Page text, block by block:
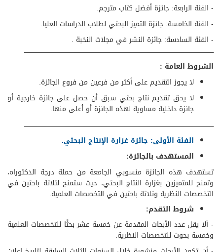
- الفئة الرابعة: جائزة أفضل كتاب مترجم.
- الفئة الخامسة: جائزة التميز البحثي لطلاب الدراسات العليا.
- الفئة السادسة: جائزة النشر في مجلات النخبة .​
ــــــــــــــــــــــــــــــــــــــــــــــــــــــــــــــــــــــــــــــــــــــــــــــــــــــــــــــــــــــــــــــــــــــــــــــــــــــــــــــــــــــــــــــــــــــــــــــــ
الشروط العامة :
لا يجوز التقديم على أكثر من فرعين من فروع الجائزة.
لا يحق تقديم نتاج بحثي سبق أن حصل على جائزة خارجية أو
جائزة داخلية مساوية لهذه الجائزة أو أعلى منها.​
​​ــــــــــــــــــــــــــــــــــــــــــــــــــــــــــــــــــــــــــــــــــــــــــــــــــــــــــــــــــــــــــــــــــــــــــــــــــــــــــــــــــــــــــــــــــــــــــــــــ​
​الفئة الأولى: جائزة غزارة الإنتاج البحثي.
المستهدف بالجائزة:
تستهدف هذه الجائزة منسوبي الجامعة من حملة درجة الدكتوراه،
وتمنح للمتميزين بغزارة النتاج البحثي، حيث ستمنح لثلاثة باحثين في
التخصصات النظرية وثلاثة باحثين في التخصصات العلمية.
شروط التقدم:
- ألا يقل عدد الأبحاث المقدمة عن خمسة عشر بحثًا للتخصصات العلمية
وخمسة بحوث للتخصصات النظرية.